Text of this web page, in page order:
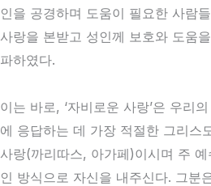
인을 공경하며 도움이 필요한 사람
사랑을 본받고 성인께 보호와 도움
파하였다.
이는 바로, ‘자비로운 사랑’은 우리
에 응답하는 데 가장 적절한 그리스
사랑(까리따스, 아가페)이시며 주
인 방식으로 자신을 내주신다. 그분